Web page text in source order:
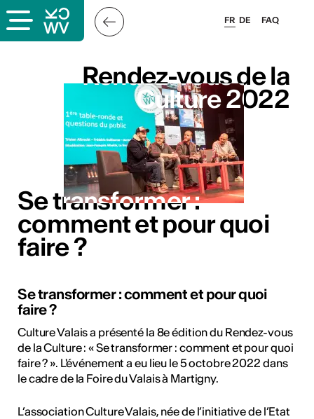
Culture
- Radio Chablais
FAQ
FR DE
Rendez-vous de la
Culture 2022
Se transformer :
comment et pour quoi
faire ?
Rendez-vous de la
Culture 2022
Se transformer :
comment et pour quoi
faire ?
Se transformer : comment et pour quoi
faire ?
Culture Valais a présenté la 8e édition du Rendez-vous
de la Culture : « Se transformer : comment et pour quoi
faire ? ». L'événement a eu lieu le 5 octobre 2022 dans
le cadre de la Foire du Valais à Martigny.
L’association Culture Valais, née de l’initiative de l’Etat